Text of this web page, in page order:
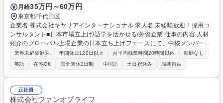
月給35万円～60万円
東京都千代田区
企業名 株式会社キヤリアインターナショナル 求人名 未経験歓迎！採用コ
ンサルタント■日本市場立上げ/語学を活かせる/外資企業 仕事の内容 人材
紹介のグローバル上場企業の日本立ち上げフェーズにて、中核メンバーと
して採用コンサルタントを担当。外資かつ社員の多くが多言語を操るグロ
ーバルな環境で、先輩社員が、未経験から育成いたします。 将来的に採用
コンサルタントとして活躍いただくことを前提として、まずは候補者リサ
ーチやマーケット分析、業務サポートを中心に担当し、徐々にクライアン
ト対応や案件担当へとステップアップしていただきます。 【同僚メンバ
ー】Cornell、清華大学、北京大学などのトップ大学出身者や、リクルー
業界未経験歓迎 年間休日120日以上 月平均残業時間20時間以内
転勤なし
英語
在宅OK 完全週休2日制 中国語 土日祝休み 服装自由
正社員
株式会社ファンオブライフ